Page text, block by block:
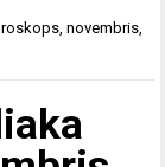
,novembris,